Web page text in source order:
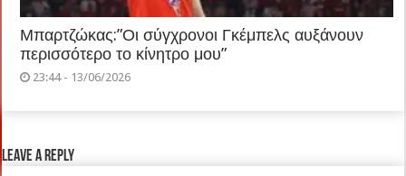
Μπαρτζώκας:”Οι σύγχρονοι Γκέμπελς αυξάνουν
περισσότερο το κίνητρο μου”
23:44 - 13/06/2026
Leave a Reply